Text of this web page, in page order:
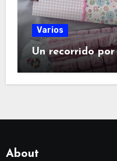
Varios
Un recorrido
About